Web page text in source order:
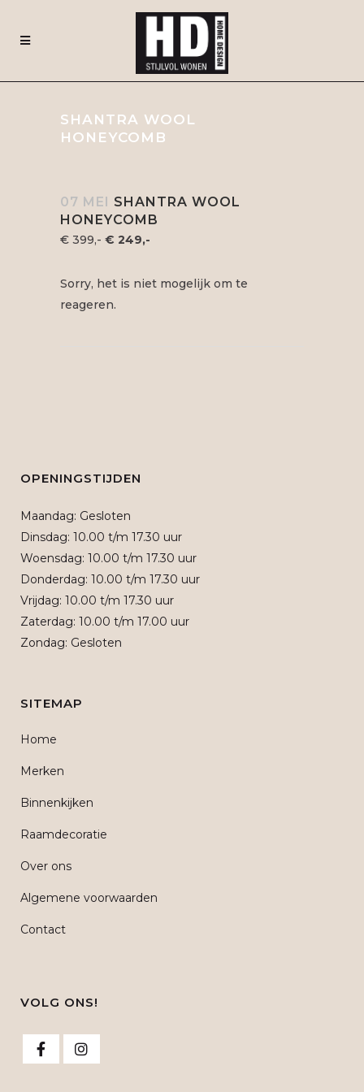
SHANTRA WOOL
HONEYCOMB
07 MEI SHANTRA WOOL
HONEYCOMB
€ 399,- € 249,-
Sorry, het is niet mogelijk om te
reageren.
OPENINGSTIJDEN
Maandag: Gesloten
Dinsdag: 10.00 t/m 17.30 uur
Woensdag: 10.00 t/m 17.30 uur
Donderdag: 10.00 t/m 17.30 uur
Vrijdag: 10.00 t/m 17.30 uur
Zaterdag: 10.00 t/m 17.00 uur
Zondag: Gesloten
SITEMAP
Home
Merken
Binnenkijken
Raamdecoratie
Over ons
Algemene voorwaarden
Contact
VOLG ONS!